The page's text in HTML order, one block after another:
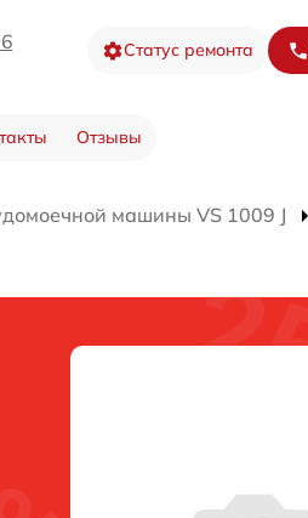
Статус ремонта
Отзывы
машины VS 1009 J